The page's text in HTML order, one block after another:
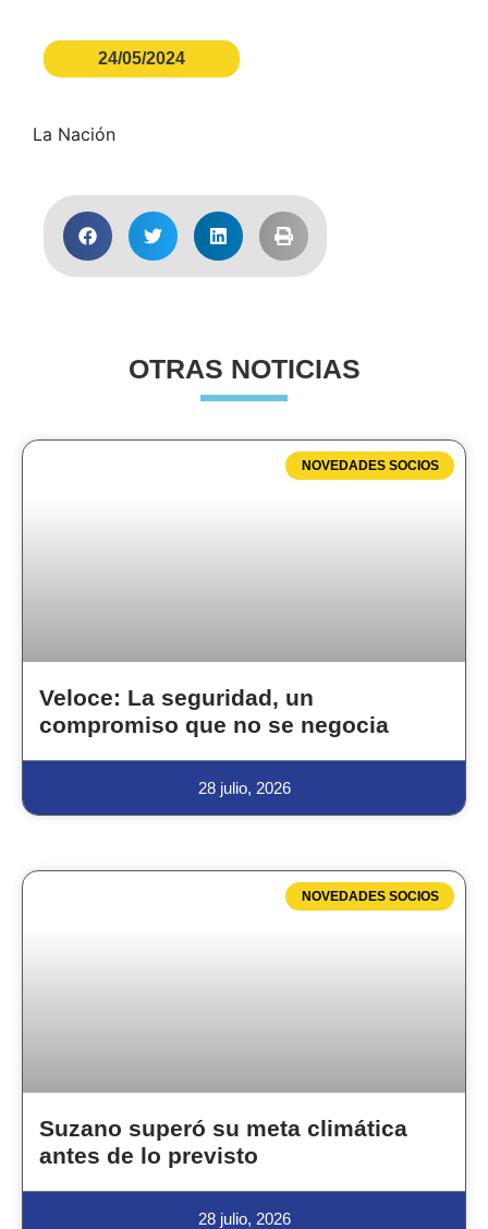
24/05/2024
La Nación
OTRAS NOTICIAS
NOVEDADES SOCIOS
Veloce: La seguridad, un
compromiso que no se negocia
28 julio, 2026
NOVEDADES SOCIOS
Suzano superó su meta climática
antes de lo previsto
28 julio, 2026